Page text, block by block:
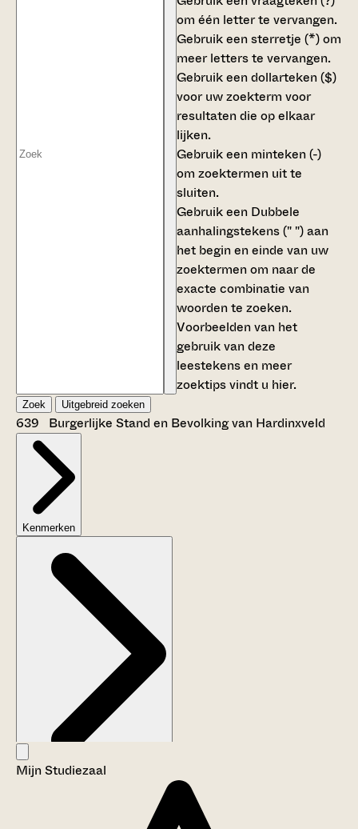
om één letter te vervangen.
Gebruik eensterretje (*)om
meer letters te vervangen.
Gebruik eendollarteken ($)
voor uw zoekterm voor
resultaten die op elkaar
lijken.
Gebruik een minteken (-)
om zoektermen uit te
sluiten.
Gebruik een Dubbele
aanhalingstekens (" ")aan
het begin en einde van uw
zoektermen om naar de
exacte combinatie van
woorden te zoeken.
Voorbeelden van het
gebruik van deze
leestekens en meer
zoektips vindt u hier.
Zoek Uitgebreid zoeken
639 Burgerlijke Stand en Bevolking van Hardinxveld
Kenmerken
Aanwijzingen voor de gebruiker
Mijn Studiezaal